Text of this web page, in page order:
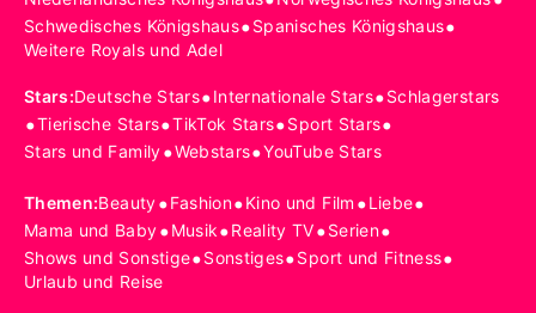
Schwedisches Königshaus•Spanisches Königshaus•
Weitere Royals und Adel
Stars:Deutsche Stars•Internationale Stars•Schlagerstars
•Tierische Stars•TikTok Stars•Sport Stars•
Stars und Family•Webstars•YouTube Stars
Themen:Beauty•Fashion•Kino und Film •Liebe•
Mama und Baby•Musik•Reality TV•Serien•
Shows und Sonstige•Sonstiges•Sport und Fitness•
Urlaub und Reise